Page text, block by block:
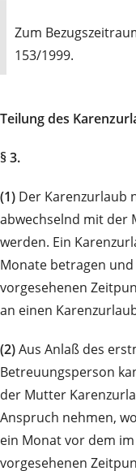
Zum
153/1999.
Teilung des
§ 3.
(1) Der Karenzurlaub
abwechselnd mit der
werden. Ein
Monate betragen
vorgesehenen
an einen
(2)Aus Anlaß des
Betreuungsperson
der Mutter
Anspruch nehmen,
ein Monat vor dem im
vorgesehenen